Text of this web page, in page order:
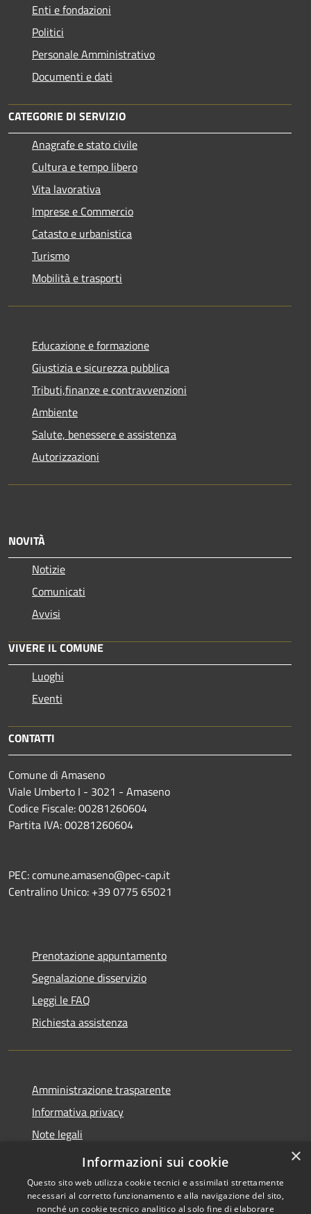
Enti e fondazioni
Politici
Personale Amministrativo
Documenti e dati
CATEGORIE DI SERVIZIO
Anagrafe e stato civile
Cultura e tempo libero
Vita lavorativa
Imprese e Commercio
Catasto e urbanistica
Turismo
Mobilità e trasporti
Educazione e formazione
Giustizia e sicurezza pubblica
Tributi,finanze e contravvenzioni
Ambiente
Salute, benessere e assistenza
Autorizzazioni
NOVITÀ
Notizie
Comunicati
Avvisi
VIVERE IL COMUNE
Luoghi
Eventi
CONTATTI
Comune di Amaseno
Viale Umberto I - 3021 - Amaseno
Codice Fiscale: 00281260604
Partita IVA: 00281260604
PEC: comune.amaseno@pec-cap.it
Centralino Unico: +39 0775 65021
Prenotazione appuntamento
Segnalazione disservizio
Leggi le FAQ
Richiesta assistenza
Amministrazione trasparente
Informativa privacy
Note legali
Dichiarazione di accessibilità
×
Informazioni sui cookie
Questo sito web utilizza cookie tecnici e assimilati strettamente
necessari al corretto funzionamento e alla navigazione del sito,
nonché un cookie tecnico analitico al solo fine di elaborare